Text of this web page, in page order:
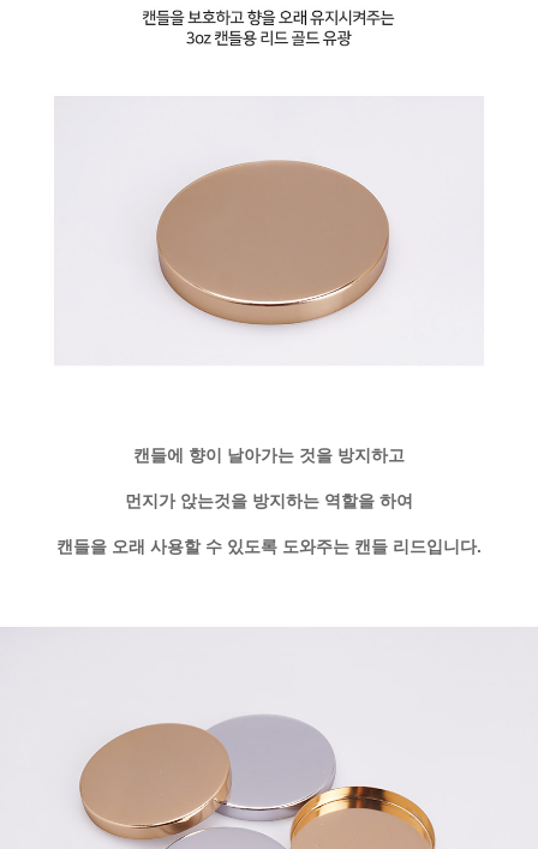
캔들에 향이 날아가는 것을 방지하고
먼지가 앉는것을 방지하는 역할을 하여
캔들을 오래 사용할 수 있도록 도와주는 캔들 리드입니다.